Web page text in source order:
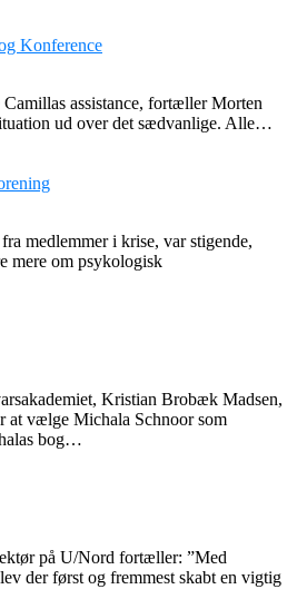
Konference
assistance, fortæller Morten
ud over det sædvanlige. Alle…
medlemmer i krise, var stigende,
mere om psykologisk
Kristian Brobæk Madsen,
at vælge Michala Schnoor som
bog…
på U/Nord fortæller: ”Med
der først og fremmest skabt en vigtig